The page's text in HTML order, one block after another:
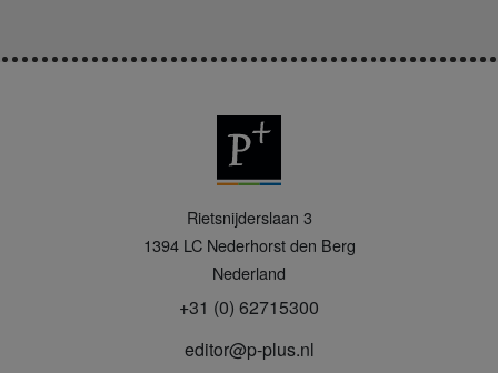
Rietsnijderslaan 3
1394 LC Nederhorst den Berg
Nederland
+31 (0) 62715300
editor@p-plus.nl